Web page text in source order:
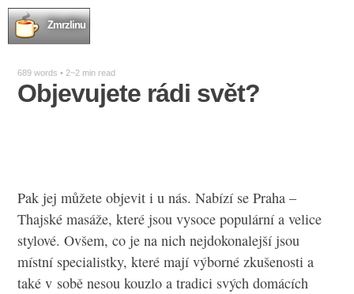
Zmrzlinu
689 words • 2~2 min read
Objevujete rádi svět?
Pak jej můžete objevit i u nás. Nabízí sePraha –
Thajské masáže, které jsou vysoce populární a velice
stylové. Ovšem, co je na nich nejdokonalejší jsou
místní specialistky, které mají výborné zkušenosti a
také v sobě nesou kouzlo a tradici svých domácích